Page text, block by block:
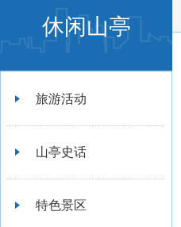
休闲山亭
旅游活动
山亭史话
特色景区